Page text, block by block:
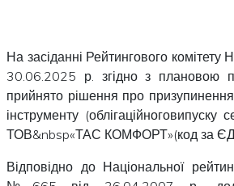
На засіданні Рейтингового комітету
30.06.2025 р. згідно з плановою
прийнято рішення про
інструменту
ТОВ&nbsp«ТАС КОМФОРТ»(код за
Відповідно до Національної